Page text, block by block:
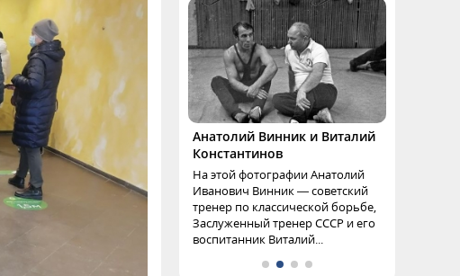
Анатолий Винник и Виталий
Константинов
На этой фотографии Анатолий
Иванович Винник — советский
тренер по классической борьбе,
Заслуженный тренер СССР и его
воспитанник Виталий...